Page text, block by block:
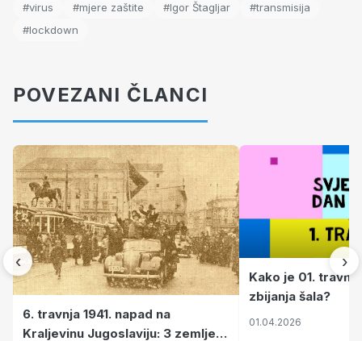
#virus #mjere zaštite #Igor Štagljar
#transmisija
#lockdown
POVEZANI ČLANCI
‹
6. travnja 1941. napad na
Kraljevinu Jugoslaviju: 3 zemlje
Kako je 01.
zbijanja šala?
01.04.2026
›